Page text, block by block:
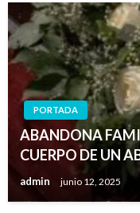
PORTADA
ABANDONA
CUERPO DE UN
admin junio 12, 2025